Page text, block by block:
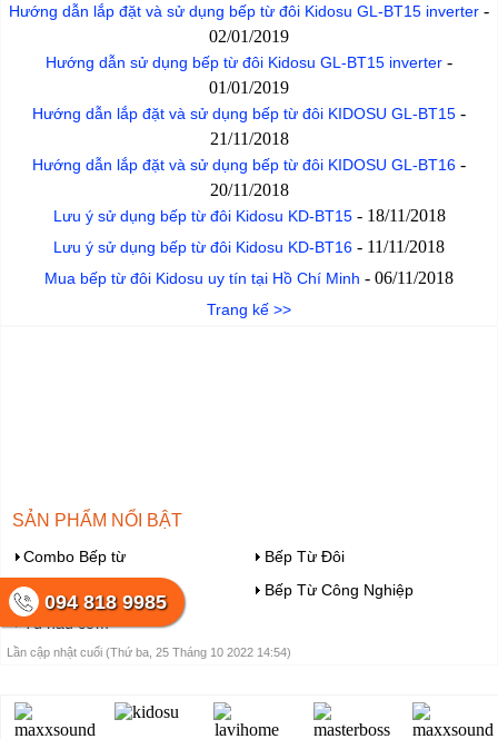
Hướng dẫn lắp đặt và sử dụng bếp từ đôi Kidosu GL-BT15 inverter -
02/01/2019
Hướng dẫn sử dụng bếp từ đôi Kidosu GL-BT15 inverter -
01/01/2019
Hướng dẫn lắp đặt và sử dụng bếp từ đôi KIDOSU GL-BT15 -
21/11/2018
Hướng dẫn lắp đặt và sử dụng bếp từ đôi KIDOSU GL-BT16 -
20/11/2018
Lưu ý sử dụng bếp từ đôi Kidosu KD-BT15- 18/11/2018
Lưu ý sử dụng bếp từ đôi Kidosu KD-BT16 - 11/11/2018
Mua bếp từ đôi Kidosu uy tín tại Hồ Chí Minh - 06/11/2018
Trang kế >>
SẢN PHẨM NỔI BẬT
Combo Bếp từ
Bếp Từ Đôi
Bếp Từ Đơn
Bếp Từ Công Nghiệp
Tủ nấu cơm
Lần cập nhật cuối (Thứ ba, 25 Tháng 10 2022 14:54)
094 818 9985